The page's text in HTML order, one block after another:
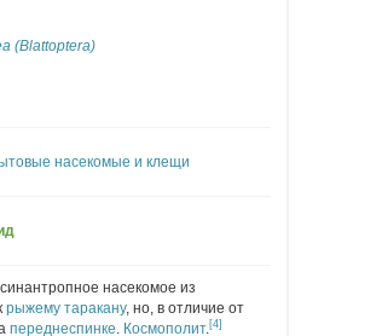
(Blattoptera)
насекомые и клещи
насекомое из
рыжему таракану, но, в отличие от
переднеспинке. Космополит.[4]